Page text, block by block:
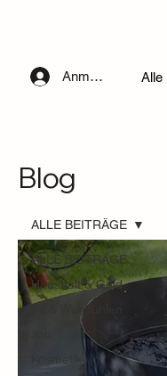
Anmelden Alle
Blog
ALLE BEITRÄGE
Haushalt & Geld
Fit & Wohlfühlen
Kosmetik
ALLE BEITRÄGE